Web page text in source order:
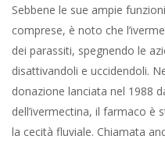
Sebbene le sue ampie
comprese, è noto che
dei parassiti, spegnendo le
disattivandoli e uccidendoli.
donazione lanciata nel 1988
dell’ivermectina, il farmaco è
la cecità fluviale. Chiamata